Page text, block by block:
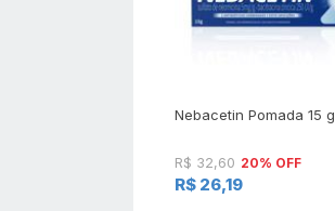
Nebacetin Pomada 15 g
R$ 32,60 20% OFF
R$ 26,19